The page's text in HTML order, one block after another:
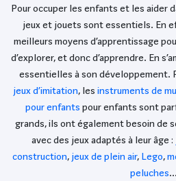
Pour occuper les enfants et les aider
jeux et jouets sont essentiels. En
meilleurs moyens d’apprentissage
d’explorer, et donc d’apprendre. En
essentielles à son développement.
jeux d’imitation, les instruments de
pour enfants pour enfants sont
grands, ils ont également besoin de
avec des jeux adaptés à leur âge :
construction, jeux de plein air, Lego,
peluches…